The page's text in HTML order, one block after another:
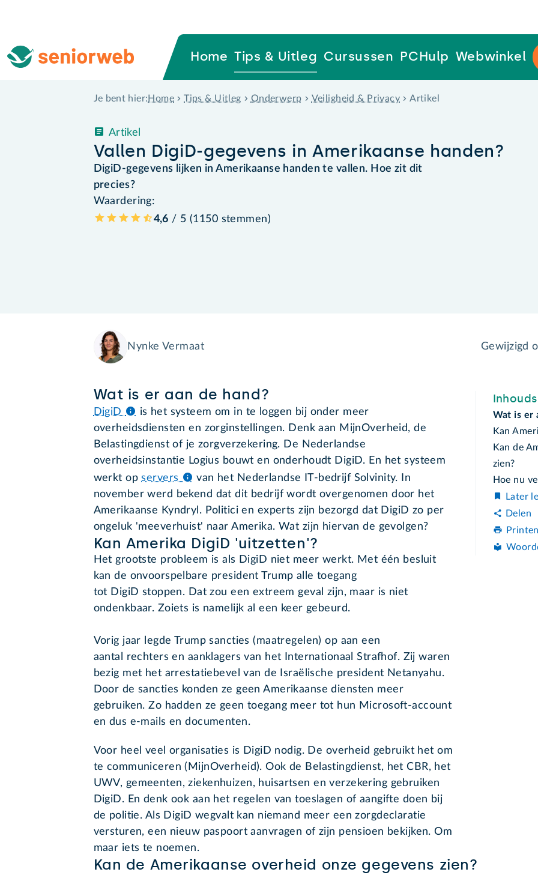
Home Tips & Uitleg Cursussen PCHulp Webwinkel
Je bent hier: Home Tips & Uitleg Onderwerp Veiligheid & Privacy Artikel
Vallen DigiD-gegevens in Amerikaanse handen?
Artikel
DigiD-gegevens lijken in Amerikaanse handen te vallen. Hoe zit dit
precies?
Waardering:
4,6 / 5 (1150 stemmen)
Nynke Vermaat Gewijzigd
Wat is er aan de hand?
DigiD
is het systeem om in te loggen bij onder meer
overheidsdiensten en zorginstellingen. Denk aan MijnOverheid, de
Belastingdienst of je zorgverzekering. De Nederlandse
overheidsinstantie Logius bouwt en onderhoudt DigiD. En het systeem
werkt opservers
van het Nederlandse IT-bedrijf Solvinity. In
november werd bekend dat dit bedrijf wordt overgenomen door het
Amerikaanse Kyndryl. Politici en experts zijn bezorgd dat DigiD zo per
ongeluk 'meeverhuist' naar Amerika. Wat zijn hiervan de gevolgen?
Kan Amerika DigiD 'uitzetten'?
Het grootste probleem is als DigiD niet meer werkt. Met één besluit
kan de onvoorspelbare president Trump alle toegang
tot DigiD stoppen. Dat zou een extreem geval zijn, maar is niet
ondenkbaar. Zoiets is namelijk al een keer gebeurd.
Vorig jaar legde Trump sancties (maatregelen) op aan een
aantal rechters en aanklagers van het Internationaal Strafhof. Zij waren
bezig met het arrestatiebevel van de Israëlische president Netanyahu.
Door de sancties konden ze geen Amerikaanse diensten meer
gebruiken. Zo hadden ze geen toegang meer tot hun Microsoft-account
en dus e-mails en documenten.
Voor heel veel organisaties is DigiD nodig. De overheid gebruikt het om
te communiceren (MijnOverheid). Ook de Belastingdienst, het CBR, het
UWV, gemeenten, ziekenhuizen, huisartsen en verzekering gebruiken
DigiD. En denk ook aan het regelen van toeslagen of aangifte doen bij
de politie. Als DigiD wegvalt kan niemand meer een zorgdeclaratie
versturen, een nieuw paspoort aanvragen of zijn pensioen bekijken. Om
maar iets te noemen.
Kan de Amerikaanse overheid onze gegevens zien?
Wat is er
Kan
Kan de
zien?
Hoe nu
Later
Delen